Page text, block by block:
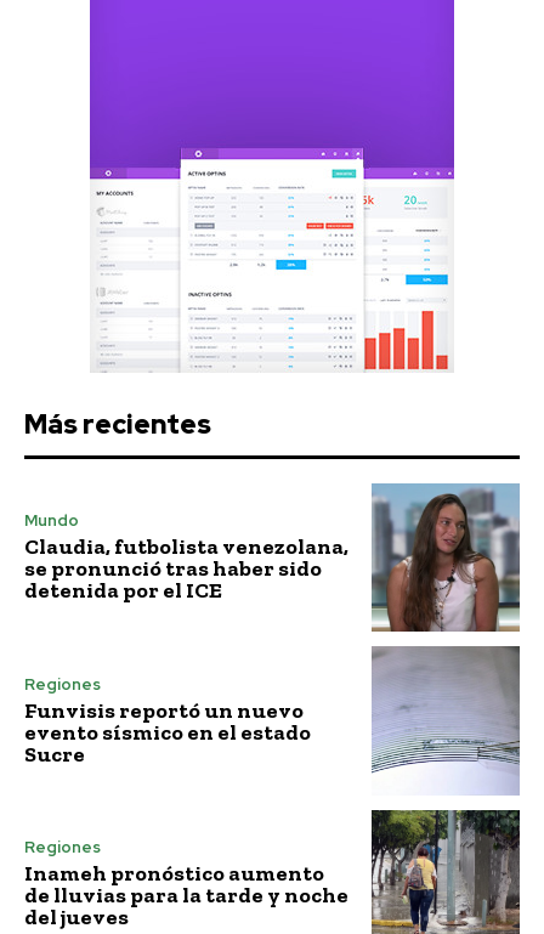
Más recientes
Mundo
Claudia, futbolista venezolana,
se pronunció tras haber sido
detenida por el ICE
Regiones
Funvisis reportó un nuevo
evento sísmico en el estado
Sucre
Regiones
Inameh pronóstico aumento
de lluvias para la tarde y noche
del jueves